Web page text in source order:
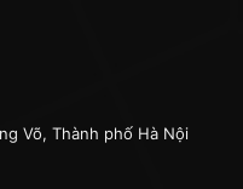
Võ, Thành phố Hà Nội